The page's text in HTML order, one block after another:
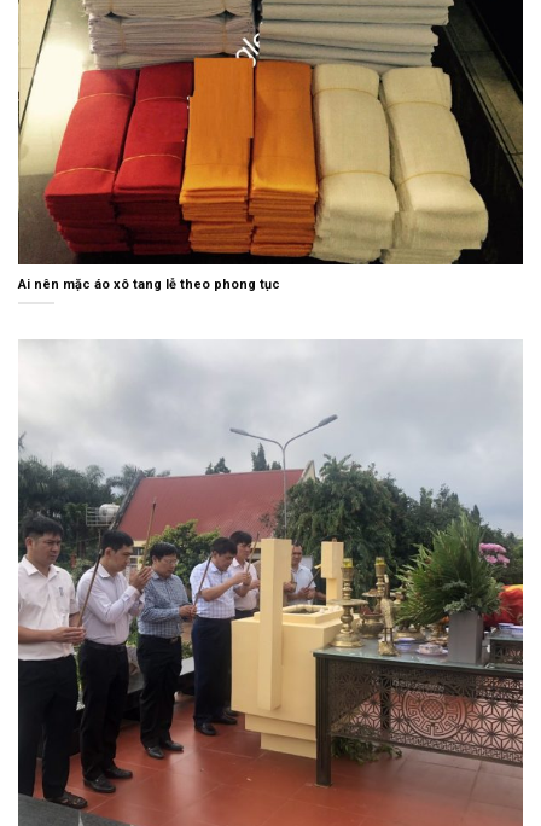
Ai nên mặc áo xô tang lễ theo phong tục